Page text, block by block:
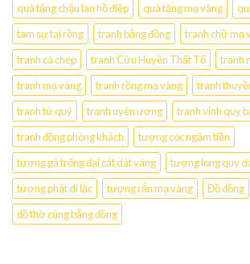
quà tặng chậu lan hồ điệp
quà tặng mạ vàng
tam sự tai rồng
tranh bằng đồng
tranh chữ mạ
tranh cá chép
tranh Cửu Huyền Thất Tổ
tranh
tranh mạ vàng
tranh rồng mạ vàng
tranh
tranh tứ quý
tranh uyên ương
tranh vinh quy
tranh đồng phòng khách
tượng cóc ngậm tiền
tượng gà trống đại cát dát vàng
tượng long quy
tượng phật di lặc
tượng rắn mạ vàng Đồ đồng
đồ thờ cúng bằng đồng